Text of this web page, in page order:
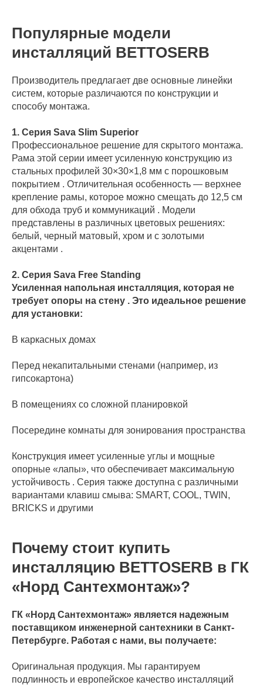
Популярные модели
инсталляций BETTOSERB
Производитель предлагает две основные линейки
систем, которые различаются по конструкции и
способу монтажа.
1. Серия Sava Slim Superior
Профессиональное решение для скрытого монтажа.
Рама этой серии имеет усиленную конструкцию из
стальных профилей 30×30×1,8 мм с порошковым
покрытием . Отличительная особенность — верхнее
крепление рамы, которое можно смещать до 12,5 см
для обхода труб и коммуникаций . Модели
представлены в различных цветовых решениях:
белый, черный матовый, хром и с золотыми
акцентами .
2. Серия Sava Free Standing
Усиленная напольная инсталляция, которая не
требует опоры на стену . Это идеальное решение
для установки:
В каркасных домах
Перед некапитальными стенами (например, из
гипсокартона)
В помещениях со сложной планировкой
Посередине комнаты для зонирования пространства
Конструкция имеет усиленные углы и мощные
опорные «лапы», что обеспечивает максимальную
устойчивость . Серия также доступна с различными
вариантами клавиш смыва: SMART, COOL, TWIN,
BRICKS и другими
Почему стоит купить
инсталляцию BETTOSERB в ГК
«Норд Сантехмонтаж»?
ГК «Норд Сантехмонтаж» является надежным
поставщиком инженерной сантехники в Санкт-
Петербурге. Работая с нами, вы получаете:
Оригинальная продукция. Мы гарантируем
подлинность и европейское качество инсталляций